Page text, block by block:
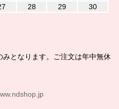
28 29 30
となります。ご注文は年中無休